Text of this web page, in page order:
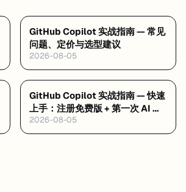
GitHub Copilot 实战指南 — 常见
问题、定价与选型建议
2026-08-05
GitHub Copilot 实战指南 — 快速
上手：注册免费版 + 第一次 AI 编
程
2026-08-05